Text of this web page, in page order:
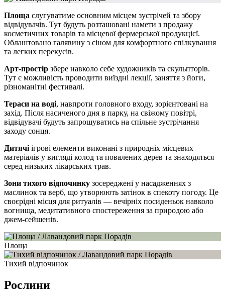
Площа слугуватиме основним місцем зустрічей та збору
відвідувачів. Тут будуть розташовані намети з продажу
косметичних товарів та місцевої фермерської продукцієї.
Облаштовано галявину з сіном для комфортного спілкування
та легких перекусів.
Арт-простір збере навколо себе художників та скульпторів.
Тут є можливість проводити виїздні лекції, заняття з йоги,
різноманітні фестивалі.
Тераси на воді, навпроти головного входу, зорієнтовані на
захід. Після насиченого дня в парку, на свіжому повітрі,
відвідувачі будуть запрошуватись на спільне зустрічання
заходу сонця.
Дитячі ігрові елементи виконані з природніх місцевих
матеріалів у вигляді колод та повалених дерев та знаходяться
серед низьких лікарських трав.
Зони тихого відпочинку зосереджені у насадженнях з
маслинок та верб, що утворюють затінок в спекоту погоду. Це
своєрідні місця для ритуалів — вечірніх посиденьок навколо
вогнища, медитативного спостереження за природою або
джем-сейшенів.
Площа
Тихий відпочинок
Рослини